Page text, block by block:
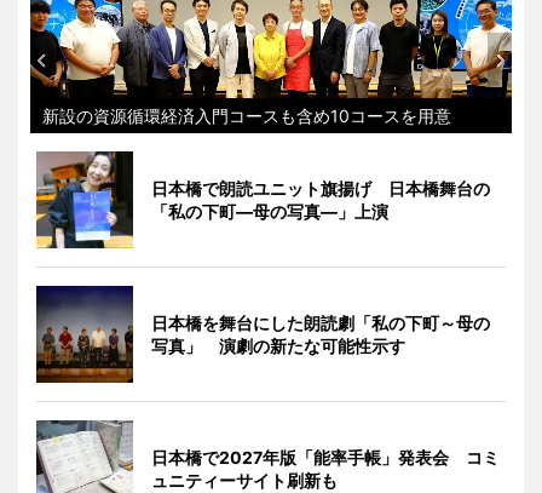
新設の資源循環経済入門コースも含め10コースを用意
日本橋で朗読ユニット旗揚げ 日本橋舞台の
「私の下町―母の写真―」上演
日本橋を舞台にした朗読劇「私の下町～母の
写真」 演劇の新たな可能性示す
日本橋で2027年版「能率手帳」発表会 コミ
ュニティーサイト刷新も